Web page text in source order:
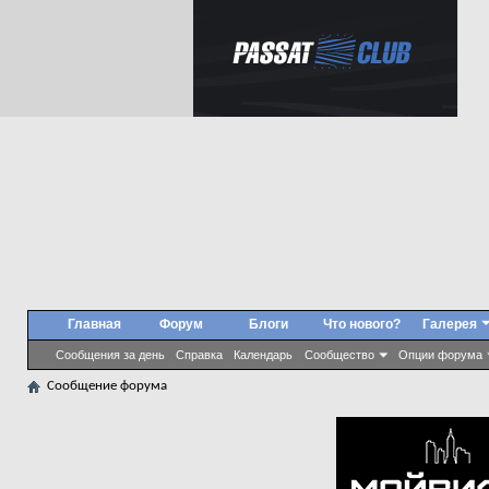
Главная Форум
Сообщения за день Справка Календарь Сообщество Опции форума
Блоги Что нового? Галерея
Сообщение форума